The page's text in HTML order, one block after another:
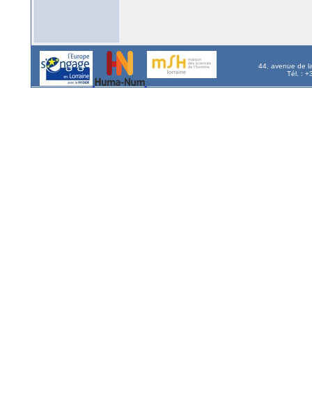
44, avenue de
Tél. :